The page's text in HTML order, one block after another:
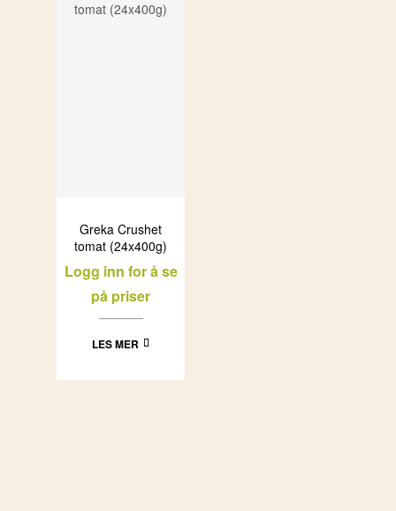
Greka Crushet
tomat (24x400g)
Logg inn for å se
på priser
LES MER